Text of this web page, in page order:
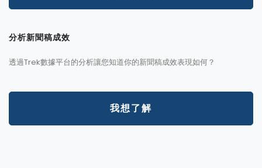
分析新聞稿成效
透過Trek數據平台的分析讓您知道你的新聞稿成效表現如何？
我想了解